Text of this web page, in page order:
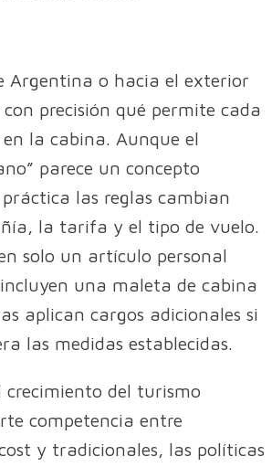
Argentina o hacia el exterior
precisión qué permite cada
la cabina. Aunque el
parece un concepto
las reglas cambian
la tarifa y el tipo de vuelo.
solo un artículo personal
una maleta de cabina
aplican cargos adicionales si
las medidas establecidas.
crecimiento del turismo
competencia entre
y tradicionales, las políticas